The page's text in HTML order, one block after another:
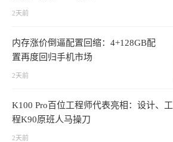
2天前
内存涨价倒逼配置回缩：4+128GB配
置再度回归手机市场
2天前
K100 Pro百位工程师代表亮相：设计、工
程K90原班人马操刀
2天前